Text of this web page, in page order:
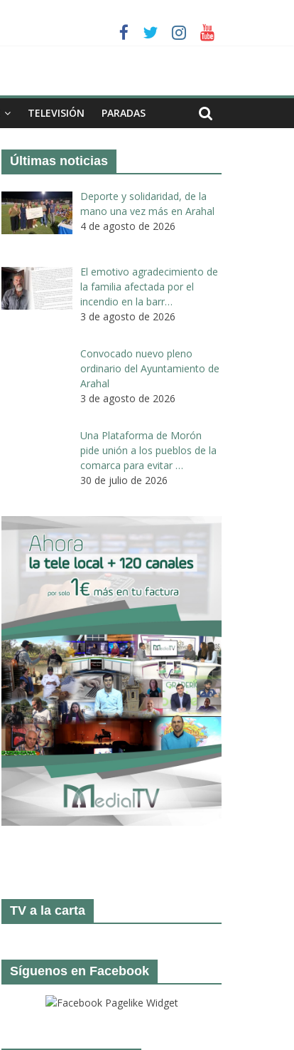
TELEVISIÓN PARADAS
Últimas noticias
Deporte y solidaridad, de la
mano una vez más en Arahal
4 de agosto de 2026
El emotivo agradecimiento de
la familia afectada por el
incendio en la barr…
3 de agosto de 2026
Convocado nuevo pleno
ordinario del Ayuntamiento de
Arahal
3 de agosto de 2026
Una Plataforma de Morón
pide unión a los pueblos de la
comarca para evitar …
30 de julio de 2026
TV a la carta
Síguenos en Facebook